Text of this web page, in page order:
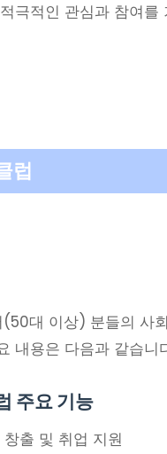
극적인 관심과 참여를
럽
대 이상) 분들의 사
내용은 다음과 같습니
주요 기능
출 및 취업 지원